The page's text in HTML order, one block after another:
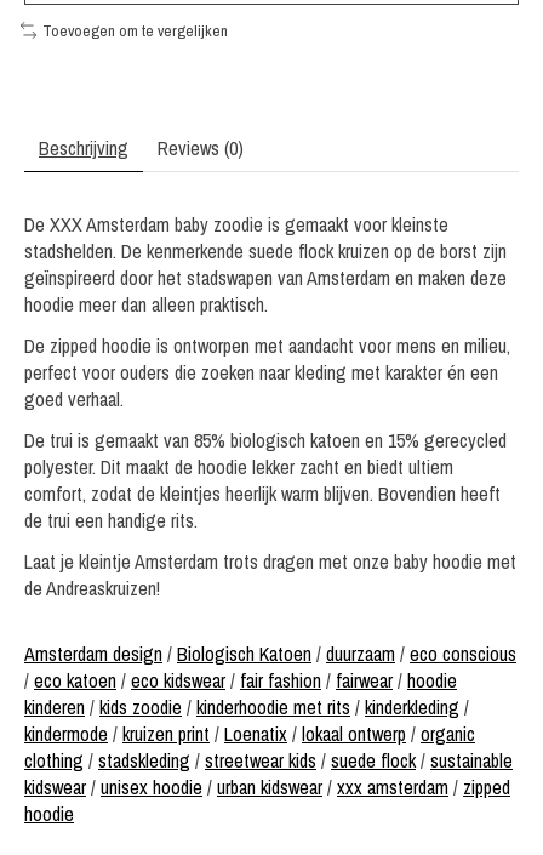
Toevoegen om te vergelijken
Beschrijving Reviews (0)
De XXX Amsterdam baby zoodie is gemaakt voor kleinste
stadshelden. De kenmerkende suede flock kruizen op de borst zijn
geïnspireerd door het stadswapen van Amsterdam en maken deze
hoodie meer dan alleen praktisch.
De zipped hoodie is ontworpen met aandacht voor mens en milieu,
perfect voor ouders die zoeken naar kleding met karakter én een
goed verhaal.
De trui is gemaakt van 85% biologisch katoen en 15% gerecycled
polyester. Dit maakt de hoodie lekker zacht en biedt ultiem
comfort, zodat de kleintjes heerlijk warm blijven. Bovendien heeft
de trui een handige rits.
Laat je kleintje Amsterdam trots dragen met onze baby hoodie met
de Andreaskruizen!
Amsterdam design/Biologisch Katoen/duurzaam/eco conscious
/eco katoen/eco kidswear/ fair fashion/ fairwear/hoodie
kinderen/kids zoodie /kinderhoodie met rits /kinderkleding /
kindermode /kruizen print /Loenatix/lokaal ontwerp /organic
clothing /stadskleding /streetwear kids /suede flock/sustainable
kidswear/unisex hoodie /urban kidswear/xxx amsterdam/ zipped
hoodie